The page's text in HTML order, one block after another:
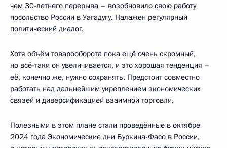
чем 30-летнего перерыва – возобновило свою работу
посольство России в Уагадугу. Налажен регулярный
политический диалог.
Хотя объём товарооборота пока ещё очень скромный,
но всё-таки он увеличивается, и это хорошая тенденция –
её, конечно же, нужно сохранять. Предстоит совместно
работать над дальнейшим укреплением экономических
связей и диверсификацией взаимной торговли.
Полезными в этом плане стали проведённые в октябре
2024 года Экономические дни Буркина-Фасо в России,